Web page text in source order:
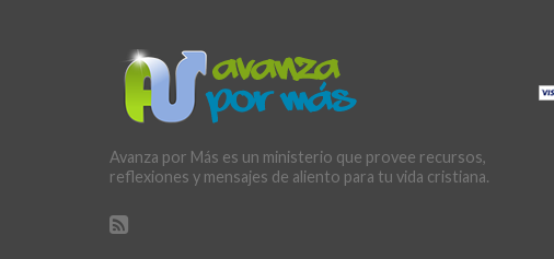
Avanza por Más es un ministerio que provee recursos,
reflexiones y mensajes de aliento para tu vida cristiana.